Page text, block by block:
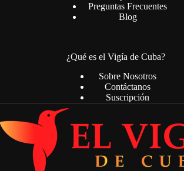
Preguntas Frecuentes
Blog
¿Qué es el Vigía de Cuba?
Sobre Nosotros
Contáctanos
Suscripción